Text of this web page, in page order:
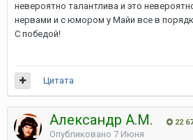
невероятно талантлива и это
нервами и с юмором у Майи все в
С победой!
Цитата
Александр А.М. 22
Опубликовано 7 Июня